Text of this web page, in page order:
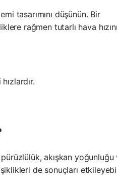
tasarımını düşünün. Bir
rağmen tutarlı hava hızını
= A_2 \times V_2
akışkan yoğunluğu
de sonuçları